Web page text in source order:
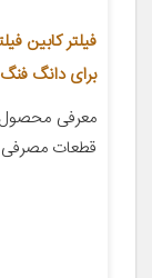
برای دانگ
معرفی محصول
قطعات